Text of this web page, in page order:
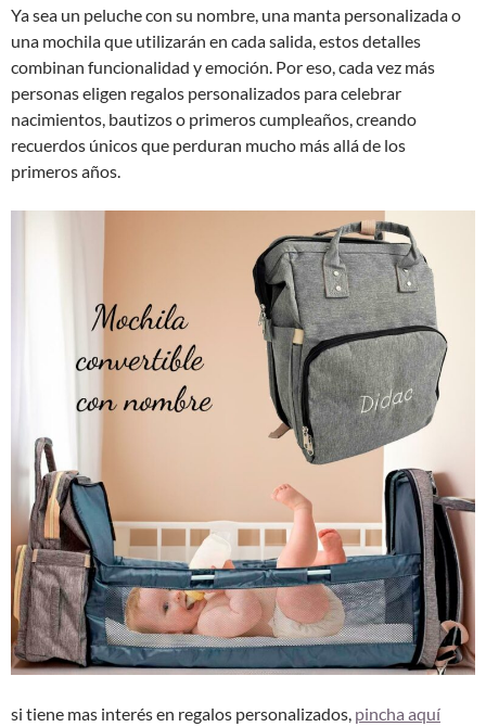
Ya sea un peluche con su nombre, una manta personalizada o
una mochila que utilizarán en cada salida, estos detalles
combinan funcionalidad y emoción. Por eso, cada vez más
personas eligen regalos personalizados para celebrar
nacimientos, bautizos o primeros cumpleaños, creando
recuerdos únicos que perduran mucho más allá de los
primeros años.
si tiene mas interés en regalos personalizados, pincha aquí